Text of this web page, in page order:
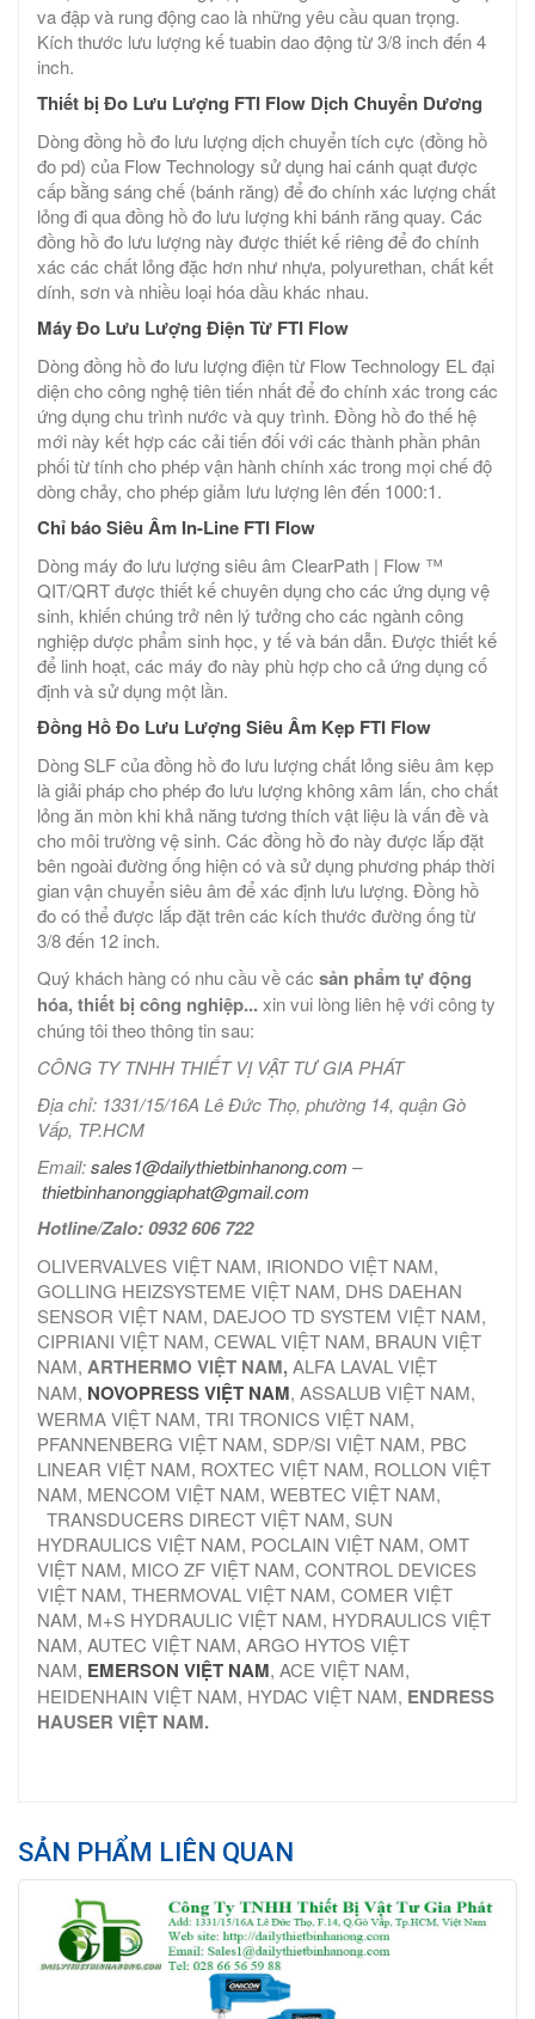
va đập và rung động cao là những yêu cầu quan trọng.
Kích thước lưu lượng kế tuabin dao động từ 3/8 inch đến 4
inch.
Thiết bị Đo Lưu Lượng FTI Flow Dịch Chuyển Dương
Dòng đồng hồ đo lưu lượng dịch chuyển tích cực (đồng hồ
đo pd) của Flow Technology sử dụng hai cánh quạt được
cấp bằng sáng chế (bánh răng) để đo chính xác lượng chất
lỏng đi qua đồng hồ đo lưu lượng khi bánh răng quay. Các
đồng hồ đo lưu lượng này được thiết kế riêng để đo chính
xác các chất lỏng đặc hơn như nhựa, polyurethan, chất kết
dính, sơn và nhiều loại hóa dầu khác nhau.
Máy Đo Lưu Lượng Điện Từ FTI Flow
Dòng đồng hồ đo lưu lượng điện từ Flow Technology EL đại
diện cho công nghệ tiên tiến nhất để đo chính xác trong các
ứng dụng chu trình nước và quy trình. Đồng hồ đo thế hệ
mới này kết hợp các cải tiến đối với các thành phần phân
phối từ tính cho phép vận hành chính xác trong mọi chế độ
dòng chảy, cho phép giảm lưu lượng lên đến 1000:1.
Chỉ báo Siêu Âm In-Line FTI Flow
Dòng máy đo lưu lượng siêu âm ClearPath | Flow ™
QIT/QRT được thiết kế chuyên dụng cho các ứng dụng vệ
sinh, khiến chúng trở nên lý tưởng cho các ngành công
nghiệp dược phẩm sinh học, y tế và bán dẫn. Được thiết kế
để linh hoạt, các máy đo này phù hợp cho cả ứng dụng cố
định và sử dụng một lần.
Đồng Hồ Đo Lưu Lượng Siêu Âm Kẹp FTI Flow
Dòng SLF của đồng hồ đo lưu lượng chất lỏng siêu âm kẹp
là giải pháp cho phép đo lưu lượng không xâm lấn, cho chất
lỏng ăn mòn khi khả năng tương thích vật liệu là vấn đề và
cho môi trường vệ sinh. Các đồng hồ đo này được lắp đặt
bên ngoài đường ống hiện có và sử dụng phương pháp thời
gian vận chuyển siêu âm để xác định lưu lượng. Đồng hồ
đo có thể được lắp đặt trên các kích thước đường ống từ
3/8 đến 12 inch.
Quý khách hàng có nhu cầu về các sản phẩm tự động
hóa, thiết bị công nghiệp...xin vui lòng liên hệ với công ty
chúng tôi theo thông tin sau:
CÔNG TY TNHH THIẾT VỊ VẬT TƯ GIA PHÁT
Địa chỉ: 1331/15/16A Lê Đức Thọ, phường 14, quận Gò
Vấp, TP.HCM
Email:sales1@dailythietbinhanong.com –
thietbinhanonggiaphat@gmail.com
Hotline/Zalo: 0932 606 722
OLIVERVALVES VIỆT NAM, IRIONDO VIỆT NAM,
GOLLING HEIZSYSTEME VIỆT NAM, DHS DAEHAN
SENSOR VIỆT NAM, DAEJOO TD SYSTEM VIỆT NAM,
CIPRIANI VIỆT NAM, CEWAL VIỆT NAM, BRAUN VIỆT
NAM, ARTHERMO VIỆT NAM,ALFA LAVAL VIỆT
NAM, NOVOPRESS VIỆT NAM, ASSALUB VIỆT NAM,
WERMA VIỆT NAM, TRI TRONICS VIỆT NAM,
PFANNENBERG VIỆT NAM, SDP/SI VIỆT NAM, PBC
LINEAR VIỆT NAM, ROXTEC VIỆT NAM, ROLLON VIỆT
NAM, MENCOM VIỆT NAM, WEBTEC VIỆT NAM,
TRANSDUCERS DIRECT VIỆT NAM, SUN
HYDRAULICS VIỆT NAM, POCLAIN VIỆT NAM, OMT
VIỆT NAM, MICO ZF VIỆT NAM, CONTROL DEVICES
VIỆT NAM, THERMOVAL VIỆT NAM, COMER VIỆT
NAM, M+S HYDRAULIC VIỆT NAM, HYDRAULICS VIỆT
NAM, AUTEC VIỆT NAM, ARGO HYTOS VIỆT
NAM, EMERSON VIỆT NAM, ACE VIỆT NAM,
HEIDENHAIN VIỆT NAM, HYDAC VIỆT NAM, ENDRESS
HAUSER VIỆT NAM.
SẢN PHẨM LIÊN QUAN